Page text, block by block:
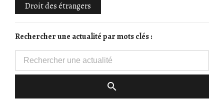
Droit des étrangers
Rechercher une actualité par mots clés :